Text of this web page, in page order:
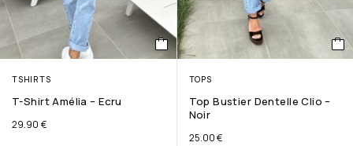
TSHIRTS
T-Shirt Amélia – Ecru
29.90 €
TOPS
Top Bustier Dentelle Clio –
Noir
25.00€